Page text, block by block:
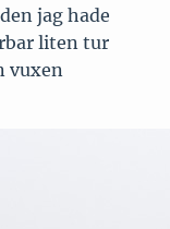
jag hade
liten tur
vuxen